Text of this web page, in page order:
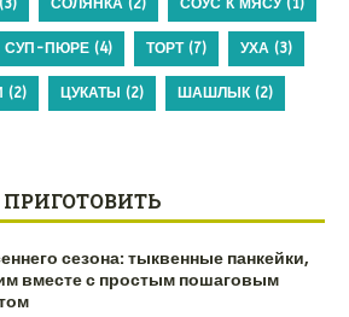
(3) СОЛЯНКА (2) СОУС К МЯСУ (1)
СУП-ПЮРЕ (4) ТОРТ(7) УХА (3)
(2) ЦУКАТЫ (2) ШАШЛЫК (2)
сезона: тыквенные панкейки,
вместе с простым пошаговым